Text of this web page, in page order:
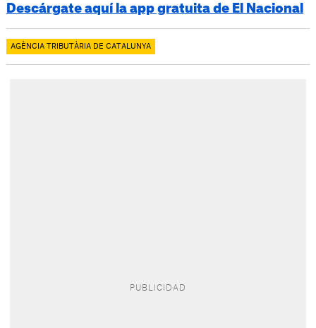
Descárgate aquí la app gratuita de El Nacional
AGÈNCIA TRIBUTÀRIA DE CATALUNYA